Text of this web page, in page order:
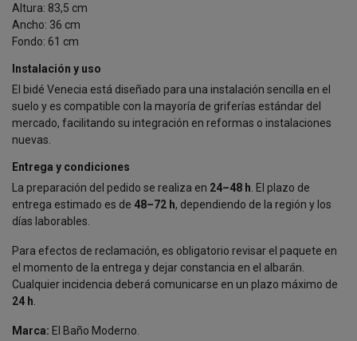
Altura: 83,5 cm
Ancho: 36 cm
Fondo: 61 cm
Instalación y uso
El bidé Venecia está diseñado para una instalación sencilla en el
suelo y es compatible con la mayoría de griferías estándar del
mercado, facilitando su integración en reformas o instalaciones
nuevas.
Entrega y condiciones
La preparación del pedido se realiza en 24–48 h . El plazo de
entrega estimado es de 48–72 h, dependiendo de la región y los
días laborables.
Para efectos de reclamación, es obligatorio revisar el paquete en
el momento de la entrega y dejar constancia en el albarán.
Cualquier incidencia deberá comunicarse en un plazo máximo de
24 h
Marca: El Baño Moderno.